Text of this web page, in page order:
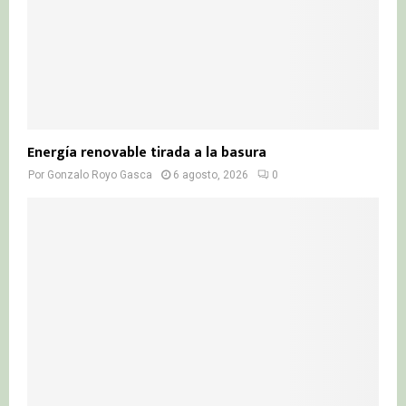
Energía renovable tirada a la basura
Por Gonzalo Royo Gasca 6 agosto, 2026 0